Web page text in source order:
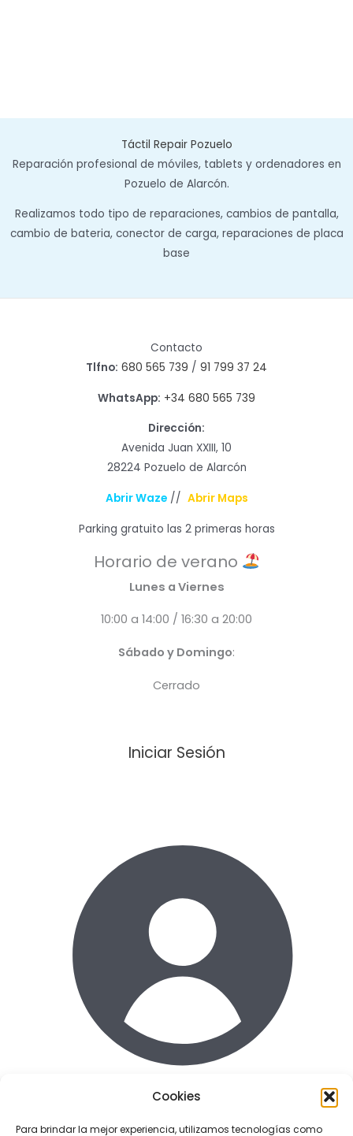
Cookies
Para brindar la mejor experiencia, utilizamos tecnologías como
Táctil Repair Pozuelo
Reparación profesional de móviles, tablets y ordenadores en
Pozuelo de Alarcón.
Realizamos todo tipo de reparaciones, cambios de pantalla,
cambio de bateria, conector de carga, reparaciones de placa
base
Contacto
Tlfno: 680 565 739 / 91 799 37 24
WhatsApp: +34 680 565 739
Dirección:
Avenida Juan XXIII, 10
28224 Pozuelo de Alarcón
Abrir Waze// Abrir Maps
Parking gratuito las 2 primeras horas
Horario de verano
Lunes a Viernes
10:00 a 14:00 / 16:30 a 20:00
Sábado y Domingo:
Cerrado
Iniciar Sesión